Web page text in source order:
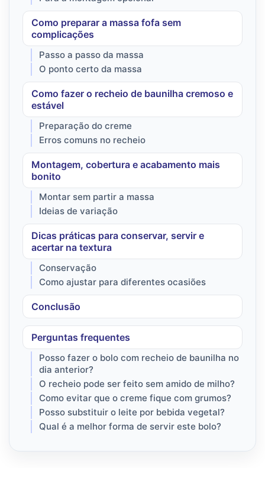
Como preparar a massa fofa sem
complicações
Passo a passo da massa
O ponto certo da massa
Como fazer o recheio de baunilha cremoso e
estável
Preparação do creme
Erros comuns no recheio
Montagem, cobertura e acabamento mais
bonito
Montar sem partir a massa
Ideias de variação
Dicas práticas para conservar, servir e
acertar na textura
Conservação
Como ajustar para diferentes ocasiões
Conclusão
Perguntas frequentes
Posso fazer o bolo com recheio de baunilha no
dia anterior?
O recheio pode ser feito sem amido de milho?
Como evitar que o creme fique com grumos?
Posso substituir o leite por bebida vegetal?
Qual é a melhor forma de servir este bolo?